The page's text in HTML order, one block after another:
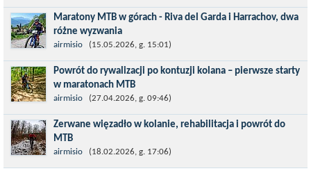
wymagający etap i cel pierwszej części sezonu: Puchar Świata w
maratonie MTB w Dolomitach...
Maratony MTB w górach - Riva del Garda i Harrachov, dwa
różne wyzwania
Maj to idealny czas, by z płaskich i szybkich wyścigów przejść do
znacznie bardziej ambitnych wyzwań, jakimi są górskie wyścigi
MTB....
airmisio (15.05.2026, g. 15:01)
Powrót do rywalizacji po kontuzji kolana – pierwsze starty
w maratonach MTB
Prawdziwym testem po kontuzji kolana i uszkodzeniu więzadeł
jest powrót do sportowej rywalizacji. Podczas zawodów znikają
bariery,...
airmisio (27.04.2026, g. 09:46)
Zerwane więzadło w kolanie, rehabilitacja i powrót do
MTB
W sporcie nie ma kalkulacji, niezależnie od stopnia
zaawansowania. Trenujesz, startujesz w zawodach i chcesz po
airmisio (18.02.2026, g. 17:06)